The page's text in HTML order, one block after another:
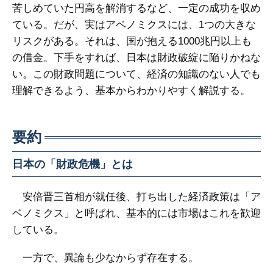
苦しめていた円高を解消するなど、一定の成功を収め
ている。だが、実はアベノミクスには、1つの大きな
リスクがある。それは、国が抱える1000兆円以上も
の借金。下手をすれば、日本は財政破綻に陥りかねな
い。この財政問題について、経済の知識のない人でも
理解できるよう、基本からわかりやすく解説する。
要約
日本の「財政危機」とは
安倍晋三首相が就任後、打ち出した経済政策は「ア
ベノミクス」と呼ばれ、基本的には市場はこれを歓迎
している。
一方で、異論も少なからず存在する。